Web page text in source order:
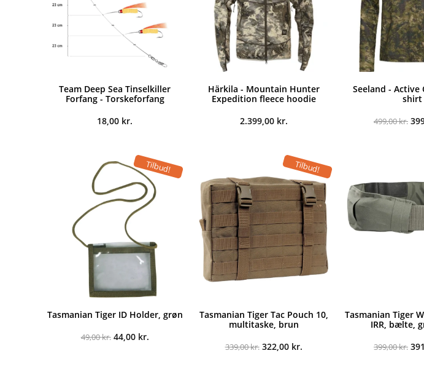
Team Deep Sea Tinselkiller
Forfang - Torskeforfang
18,00 kr.
Härkila - Mountain Hunter
Expedition fleece hoodie
2.399,00 kr.
Seeland - Active
shirt
499,00kr.
Tilbud!
Tasmanian Tiger ID Holder, grøn
49,00kr. Den
44,00 kr.
Tilbud!
Tasmanian Tiger Tac Pouch 10,
multitaske, brun
339,00kr. Den
322,00 kr.
Tasmanian Tiger
IRR, bælte,
399,00kr. Den